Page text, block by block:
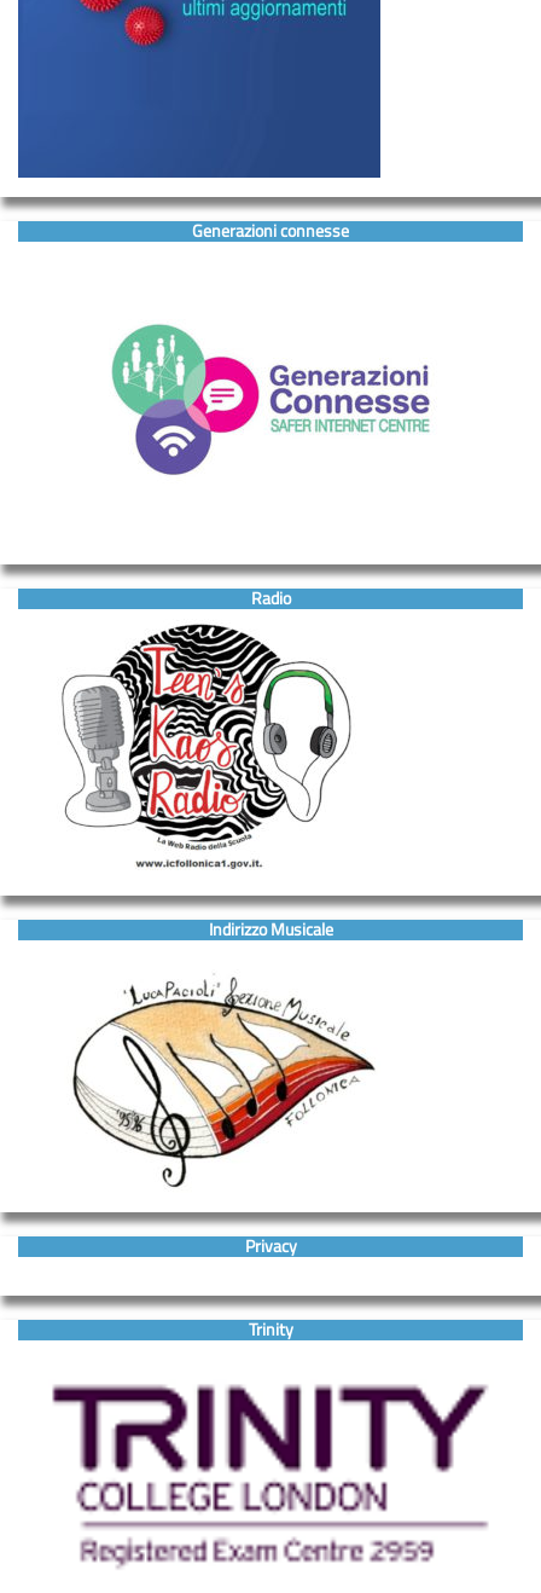
Generazioni connesse
Radio
Indirizzo Musicale
Privacy
Trinity